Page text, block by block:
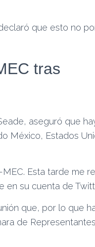
que esto no
tras
aseguró que
México, Estados
Esta tarde me
en su cuenta de
que, por lo que
de